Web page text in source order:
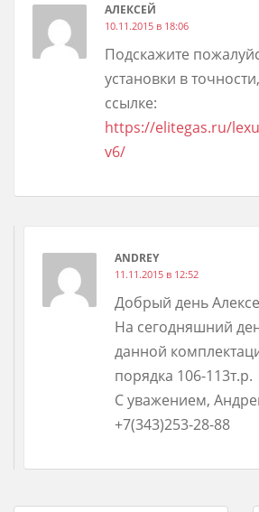
АЛЕКСЕЙ
10.11.2015 в 18:06
Подскажите
установки в
ссылке:
https://elitegas.ru/
v6/
ANDREY
11.11.2015 в 12:52
Добрый день
На сегодняшний
данной
порядка 106-113т.р.
С уважением,
+7(343)253-28-88